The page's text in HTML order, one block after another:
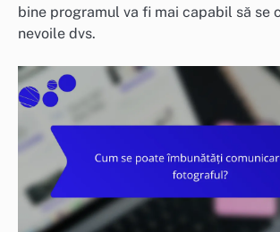
bine programul va fi mai capabil să se
nevoile dvs.